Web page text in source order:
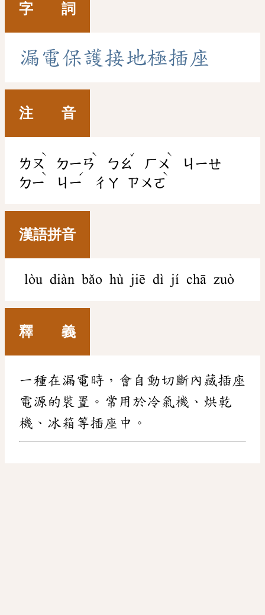
字 詞
漏 電保護接地極插座
注 音
ㄌㄡ
ˋ
ㄉㄧㄢ
ˋ
ㄅㄠ
ˇ
ㄏㄨ
ˋ
ㄐㄧㄝ
ㄉㄧ
ˋ
ㄐㄧ
ˊ
ㄔㄚ ㄗㄨㄛ
ˋ
漢語拼音
lòu diàn bǎo hù jiē dì jí chā zuò
釋 義
一種在漏電時，會自動切斷內藏插座
電源的裝置。常用於冷氣機、烘乾
機、冰箱等插座中。